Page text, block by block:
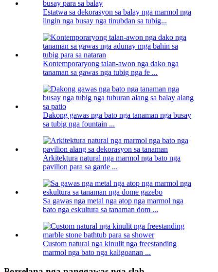
Estatwa sa dekorasyon sa balay nga marmol nga
lingin nga busay nga tinubdan sa tubig...
Kontemporaryong talan-awon nga dako nga
tanaman sa gawas nga tubig nga fe ...
Dakong gawas nga bato nga tanaman nga busay
sa tubig nga fountain ...
Arkitektura natural nga marmol nga bato nga
pavilion para sa garde ...
Sa gawas nga metal nga atop nga marmol nga
bato nga eskultura sa tanaman dom ...
Custom natural nga kinulit nga freestanding
marmol nga bato nga kaligoanan ...